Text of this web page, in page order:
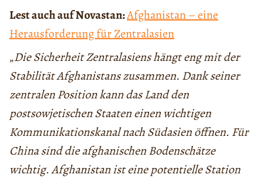
Lest auch auf Novastan:Afghanistan – eine
Herausforderung fürZentralasien
„Die Sicherheit Zentralasiens hängt eng mit der
Stabilität Afghanistans zusammen. Dank seiner
zentralen Position kann das Land den
postsowjetischen Staaten einen wichtigen
Kommunikationskanal nach Südasien öffnen. Für
China sind die afghanischen Bodenschätze
wichtig. Afghanistan ist eine potentielle Station